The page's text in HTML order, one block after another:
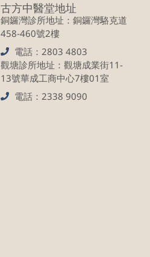
古方中醫堂地址
銅鑼灣診所地址：銅鑼灣駱克道
458-460號2樓
電話：2803 4803
觀塘診所地址：觀塘成業街11-
13號華成工商中心7樓01室
電話：2338 9090